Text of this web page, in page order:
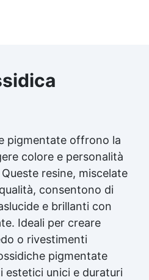
siliconica per dettagli
per modellini
siliconica dettagliata
modelli precisi Gomma
Gomma siliconica per
per calchi artistici
per oggetti durevoli
per modelli Gomma
precisione Gomma
durevoli Gomma
Gomma siliconica per
all articles → Silicone
15 articles ▸ Formine
silicone Silicone
per calchi Olio di
asciuga il silicone
pigmentate offrono la
colore e personalità
resine, miscelate
consentono di
e brillanti con
Ideali per creare
o rivestimenti
pigmentate
estetici unici e duraturi